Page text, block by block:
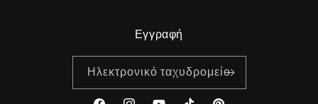
Εγγραφή
Ηλεκτρονικό ταχυδρομείο